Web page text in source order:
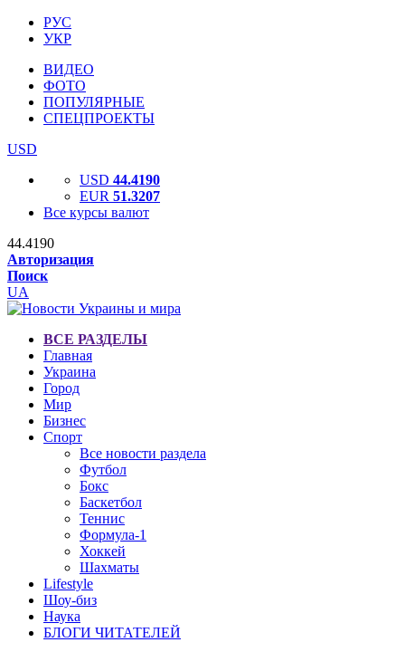
РУС
УКР
ВИДЕО
ФОТО
ПОПУЛЯРНЫЕ
СПЕЦПРОЕКТЫ
USD
USD 44.4190
EUR 51.3207
Все курсы валют
44.4190
Авторизация
Поиск
UA
ВСЕ РАЗДЕЛЫ
Главная
Украина
Город
Мир
Бизнес
Спорт
Все новости раздела
Футбол
Бокс
Баскетбол
Теннис
Формула-1
Хоккей
Шахматы
Lifestyle
Шоу-биз
Наука
БЛОГИ ЧИТАТЕЛЕЙ